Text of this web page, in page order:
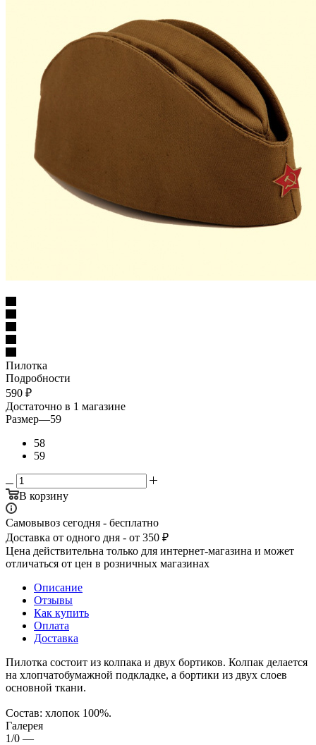
Пилотка
Подробности
590 ₽
Достаточно в 1 магазине
Размер—59
58
59
В корзину
Самовывоз сегодня - бесплатно
Доставка от одного дня - от 350 ₽
Цена действительна только для интернет-магазина и может
отличаться от цен в розничных магазинах
Описание
Отзывы
Как купить
Оплата
Доставка
Пилотка состоит из колпака и двух бортиков. Колпак делается
на хлопчатобумажной подкладке, а бортики из двух слоев
основной ткани.
Состав: хлопок 100%.
Галерея
1/0 —